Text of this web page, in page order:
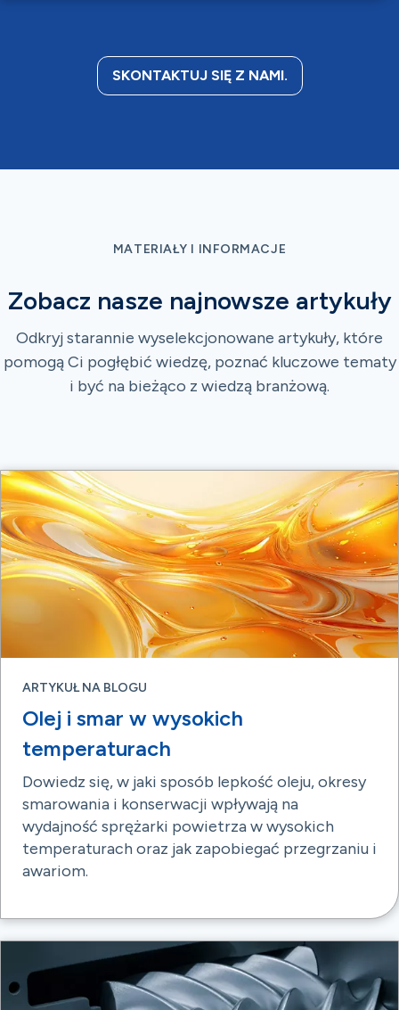
SKONTAKTUJ SIĘ Z NAMI.
MATERIAŁY I INFORMACJE
Zobacz nasze najnowsze artykuły
Odkryj starannie wyselekcjonowane artykuły, które
pomogą Ci pogłębić wiedzę, poznać kluczowe tematy
i być na bieżąco z wiedzą branżową.
ARTYKUŁ NA BLOGU
Olej i smar w wysokich
temperaturach
Dowiedz się, w jaki sposób lepkość oleju, okresy
smarowania i konserwacji wpływają na
wydajność sprężarki powietrza w wysokich
temperaturach oraz jak zapobiegać przegrzaniu i
awariom.